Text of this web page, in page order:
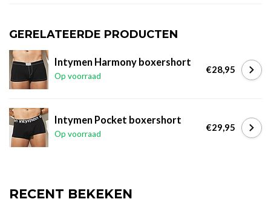
GERELATEERDE PRODUCTEN
Intymen Harmony boxershort
Op voorraad
€28,95
Intymen Pocket boxershort
Op voorraad
€29,95
RECENT BEKEKEN